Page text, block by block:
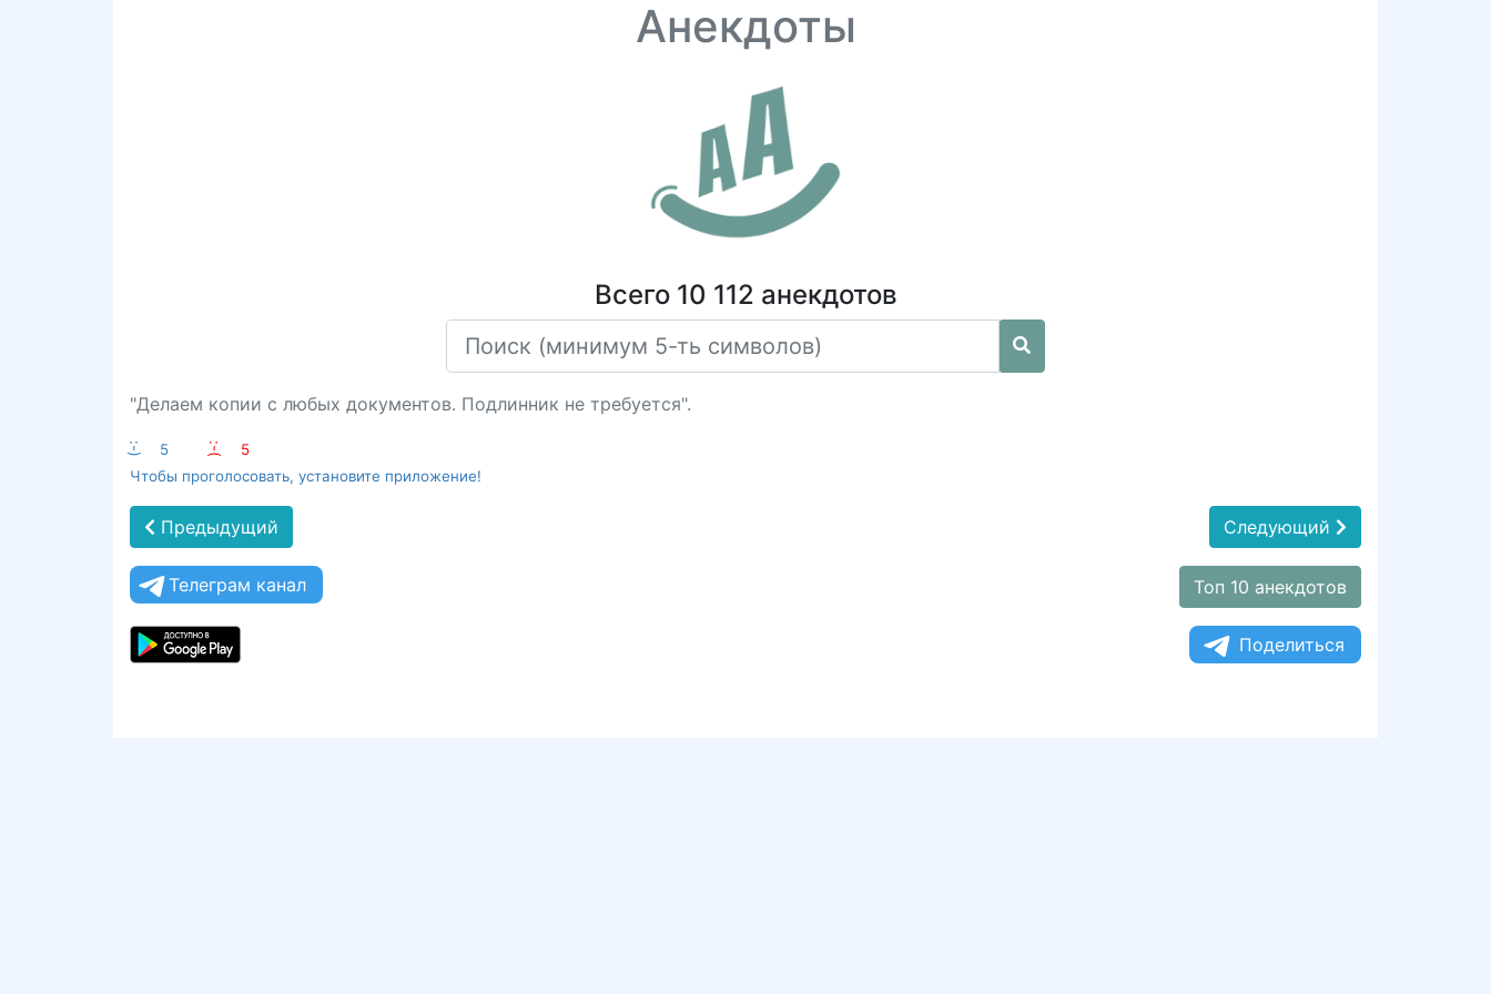
Анекдоты
Всего 10 112 анекдотов
"Делаем копии с любых документов. Подлинник не требуется".
:-) 5 :-(
5
Чтобы проголосовать, установите приложение!
Предыдущий Следующий
Телеграм канал Топ 10 анекдотов
Поделиться